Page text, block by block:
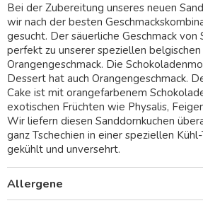
Bei der Zubereitung unseres neuen
wir nach der besten
gesucht. Der säuerliche Geschmack von
perfekt zu unserer speziellen
Orangengeschmack. Die
Dessert hat auch Orangengeschmack.
Cake ist mit orangefarbenem
exotischen Früchten wie Physalis,
Wir liefern diesen Sanddornkuchen
ganz Tschechien in einer speziellen
gekühlt und unversehrt.
Allergene